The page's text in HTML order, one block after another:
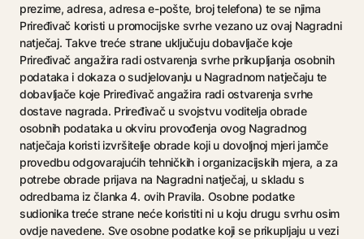
prezime, adresa, adresa e-pošte, broj telefona) te se njima
Priređivač koristi u promocijske svrhe vezano uz ovaj Nagradni
natječaj. Takve treće strane uključuju dobavljače koje
Priređivač angažira radi ostvarenja svrhe prikupljanja osobnih
podataka i dokaza o sudjelovanju u Nagradnom natječaju te
dobavljače koje Priređivač angažira radi ostvarenja svrhe
dostave nagrada. Priređivač u svojstvu voditelja obrade
osobnih podataka u okviru provođenja ovog Nagradnog
natječaja koristi izvršitelje obrade koji u dovoljnoj mjeri jamče
provedbu odgovarajućih tehničkih i organizacijskih mjera, a za
potrebe obrade prijava na Nagradni natječaj, u skladu s
odredbama iz članka 4. ovih Pravila. Osobne podatke
sudionika treće strane neće koristiti ni u koju drugu svrhu osim
ovdje navedene. Sve osobne podatke koji se prikupljaju u vezi